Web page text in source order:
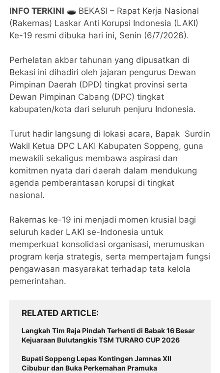
INFO TERKINI 🕳️ ​ BEKASI – Rapat Kerja Nasional
(Rakernas) Laskar Anti Korupsi Indonesia (LAKI)
Ke-19 resmi dibuka hari ini, Senin (6/7/2026).
Perhelatan akbar tahunan yang dipusatkan di
Bekasi ini dihadiri oleh jajaran pengurus Dewan
Pimpinan Daerah (DPD) tingkat provinsi serta
Dewan Pimpinan Cabang (DPC) tingkat
kabupaten/kota dari seluruh penjuru Indonesia.
​Turut hadir langsung di lokasi acara, Bapak Surdin
Wakil Ketua DPC LAKI Kabupaten Soppeng, guna
mewakili sekaligus membawa aspirasi dan
komitmen nyata dari daerah dalam mendukung
agenda pemberantasan korupsi di tingkat
nasional.
​Rakernas ke-19 ini menjadi momen krusial bagi
seluruh kader LAKI se-Indonesia untuk
memperkuat konsolidasi organisasi, merumuskan
program kerja strategis, serta mempertajam fungsi
pengawasan masyarakat terhadap tata kelola
pemerintahan.
RELATED ARTICLE
Langkah Tim Raja Pindah Terhenti di Babak 16 Besar
Kejuaraan Bulutangkis TSM TURARO CUP 2026
Bupati Soppeng Lepas Kontingen Jamnas XII
Cibubur dan Buka Perkemahan Pramuka